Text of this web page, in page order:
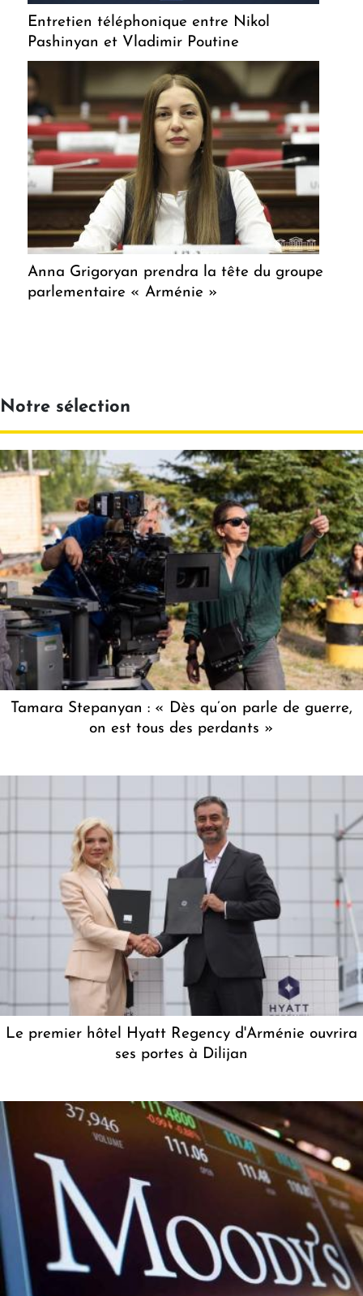
Entretien téléphonique entre Nikol
Pashinyan et Vladimir Poutine
Anna Grigoryan prendra la tête du groupe
parlementaire « Arménie »
Notre sélection
Tamara Stepanyan : « Dès qu’on parle de guerre,
on est tous des perdants »
Le premier hôtel Hyatt Regency d'Arménie ouvrira
ses portes à Dilijan